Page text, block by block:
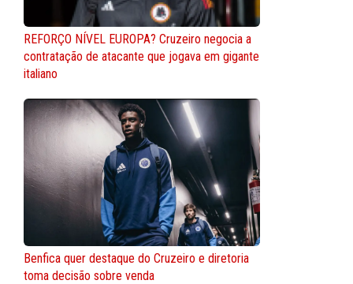
REFORÇO NÍVEL EUROPA? Cruzeiro negocia a
contratação de atacante que jogava em gigante
italiano
Benfica quer destaque do Cruzeiro e diretoria
toma decisão sobre venda